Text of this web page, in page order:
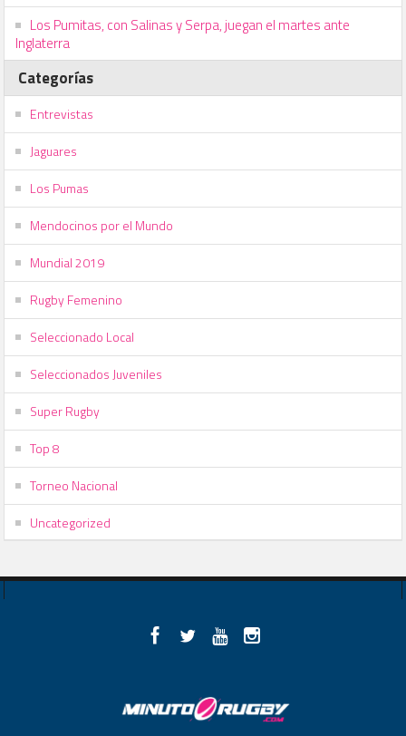
Los Pumitas, con Salinas y Serpa, juegan el martes ante
Inglaterra
Categorías
Entrevistas
Jaguares
Los Pumas
Mendocinos por el Mundo
Mundial 2019
Rugby Femenino
Seleccionado Local
Seleccionados Juveniles
Super Rugby
Top 8
Torneo Nacional
Uncategorized